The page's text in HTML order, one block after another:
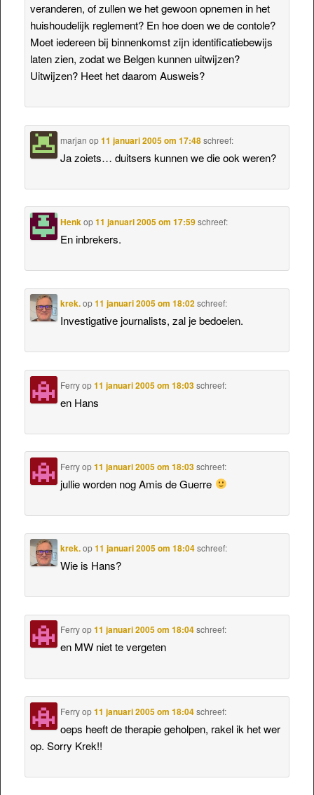
veranderen, of zullen we het gewoon opnemen in het
huishoudelijk reglement? En hoe doen we de contole?
Moet iedereen bij binnenkomst zijn identificatiebewijs
laten zien, zodat we Belgen kunnen uitwijzen?
Uitwijzen? Heet het daarom Ausweis?
marjan op11 januari 2005 om 17:48 schreef:
Ja zoiets… duitsers kunnen we die ook weren?
Henkop11 januari 2005 om 17:59 schreef:
En inbrekers.
krek.op11 januari 2005 om 18:02 schreef:
Investigative journalists, zal je bedoelen.
Ferryop11 januari 2005 om 18:03 schreef:
en Hans
Ferryop11 januari 2005 om 18:03 schreef:
jullie worden nog Amis de Guerre
krek.op11 januari 2005 om 18:04 schreef:
Wie is Hans?
Ferryop11 januari 2005 om 18:04 schreef:
en MW niet te vergeten
Ferryop11 januari 2005 om 18:04 schreef:
oeps heeft de therapie geholpen, rakel ik het wer
op. Sorry Krek!!